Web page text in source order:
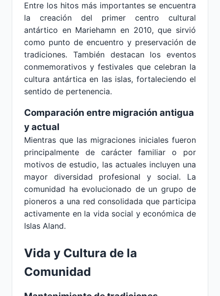
Entre los hitos más importantes se encuentra
la creación del primer centro cultural
antártico en Mariehamn en 2010, que sirvió
como punto de encuentro y preservación de
tradiciones. También destacan los eventos
conmemorativos y festivales que celebran la
cultura antártica en las islas, fortaleciendo el
sentido de pertenencia.
Comparación entre migración antigua
y actual
Mientras que las migraciones iniciales fueron
principalmente de carácter familiar o por
motivos de estudio, las actuales incluyen una
mayor diversidad profesional y social. La
comunidad ha evolucionado de un grupo de
pioneros a una red consolidada que participa
activamente en la vida social y económica de
Islas Aland.
Vida y Cultura de la
Comunidad